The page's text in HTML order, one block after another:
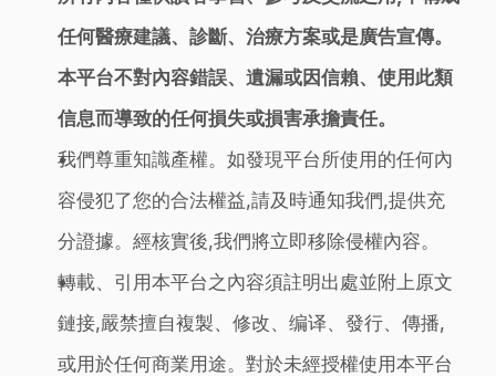
任何醫療建議、診斷、治療方案或是廣告宣傳。
本平台不對內容錯誤、遺漏或因信賴、使用此類
信息而導致的任何損失或損害承擔責任。
我們尊重知識產權。如發現平台所使用的任何內
容侵犯了您的合法權益,請及時通知我們,提供充
分證據。經核實後,我們將立即移除侵權內容。
轉載、引用本平台之內容須註明出處並附上原文
鏈接,嚴禁擅自複製、修改、编译、發行、傳播,
或用於任何商業用途。對於未經授權使用本平台